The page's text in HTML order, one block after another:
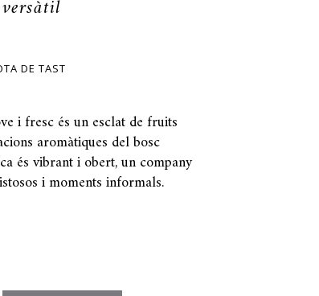
DE TAST
i fresc és un esclat de fruits
aromàtiques del bosc
és vibrant i obert, un company
i moments informals.